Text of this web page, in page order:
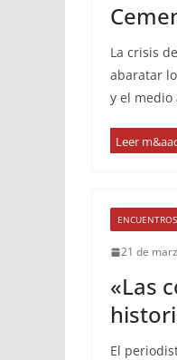
La crisis
abaratar
y el medio
ENCUENTROS
21 de
«Las
El